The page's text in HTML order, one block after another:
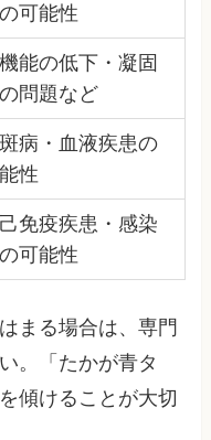
可能性
能の低下・凝固
問題など
病・血液疾患の
性
免疫疾患・感染
可能性
まる場合は、専門
。「たかが青タ
傾けることが大切